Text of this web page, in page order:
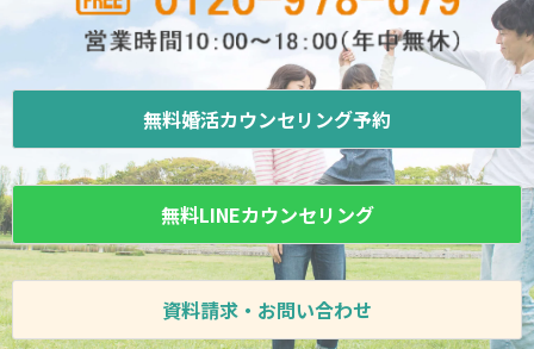
無料婚活カウンセリング予約
無料LINEカウンセリング
資料請求・お問い合わせ